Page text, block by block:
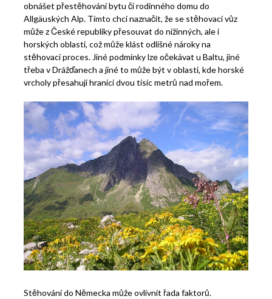
obnášet přestěhování bytu či rodinného domu do
Allgäuských Alp. Tímto chci naznačit, že se stěhovací vůz
může z České republiky přesouvat do nížinných, ale i
horských oblastí, což může klást odlišné nároky na
stěhovací proces. Jiné podmínky lze očekávat u Baltu, jiné
třeba v Drážďanech a jiné to může být v oblasti, kde horské
vrcholy přesahují hranici dvou tisíc metrů nad mořem.
Stěhování do Německa může ovlivnit řada faktorů.